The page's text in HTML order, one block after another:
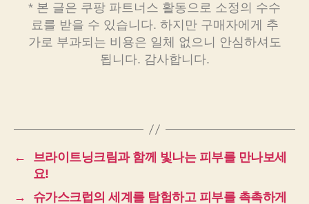
* 본 글은 쿠팡 파트너스 활동으로 소정의 수수
료를 받을 수 있습니다. 하지만 구매자에게 추
가로 부과되는 비용은 일체 없으니 안심하셔도
됩니다. 감사합니다.
←
브라이트닝크림과 함께 빛나는 피부를 만나보세
요!
→
슈가스크럽의 세계를 탐험하고 피부를 촉촉하게